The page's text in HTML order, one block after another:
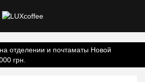
отделении и почтаматы Новой
грн.